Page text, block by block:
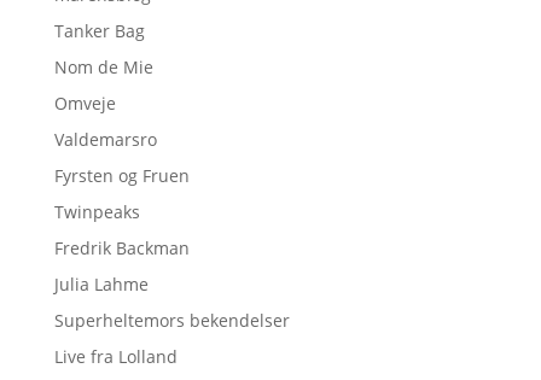
Tanker Bag
Nom de Mie
Omveje
Valdemarsro
Fyrsten og Fruen
Twinpeaks
Fredrik Backman
Julia Lahme
Superheltemors bekendelser
Live fra Lolland